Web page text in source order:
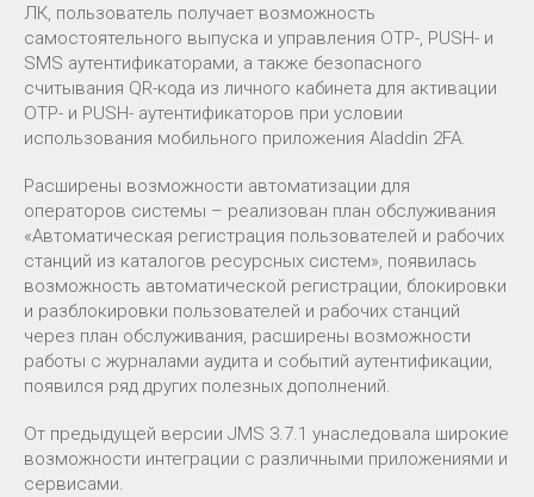
ЛК, пользователь получает возможность
самостоятельного выпуска и управления OTP-, PUSH- и
SMS аутентификаторами, а также безопасного
считывания QR-кода из личного кабинета для активации
OTP- и PUSH- аутентификаторов при условии
использования мобильного приложения Aladdin 2FA.
Расширены возможности автоматизации для
операторов системы – реализован план обслуживания
«Автоматическая регистрация пользователей и рабочих
станций из каталогов ресурсных систем», появилась
возможность автоматической регистрации, блокировки
и разблокировки пользователей и рабочих станций
через план обслуживания, расширены возможности
работы с журналами аудита и событий аутентификации,
появился ряд других полезных дополнений.
От предыдущей версии JMS 3.7.1 унаследовала широкие
возможности интеграции с различными приложениями и
сервисами.